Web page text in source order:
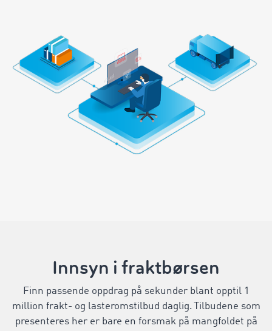
Innsyn i fraktbørsen
Finn passende oppdrag på sekunder blant opptil 1
million frakt- og lasteromstilbud daglig. Tilbudene som
presenteres her er bare en forsmak på mangfoldet på